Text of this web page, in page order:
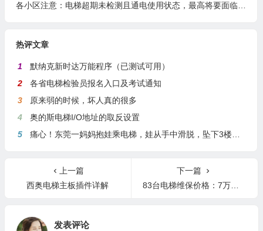
各小区注意：电梯超期未检测且通电使用状态，最高将要面临10万元罚款！
热评文章
1
默纳克新时达万能程序（已测试可用）
2
各省电梯检验员报名入口及考试通知
3
原来弱的时候，坏人真的很多
4
奥的斯电梯I/O地址的取反设置
5
痛心！东莞一妈妈抱娃乘电梯，娃从手中滑脱，坠下3楼身亡
上一篇
西奥电梯主板插件详解
下一篇
83台电梯维保价格：7万元/年
发表评论